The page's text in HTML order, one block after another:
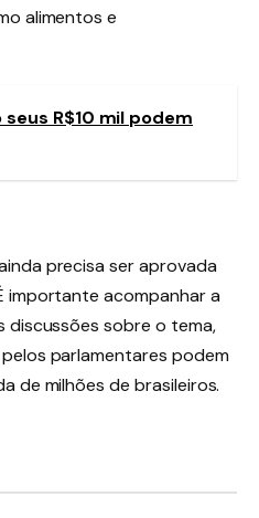
alimentos e
seus R$10 mil podem
precisa ser aprovada
importante acompanhar a
sobre o tema,
parlamentares podem
de milhões de brasileiros.